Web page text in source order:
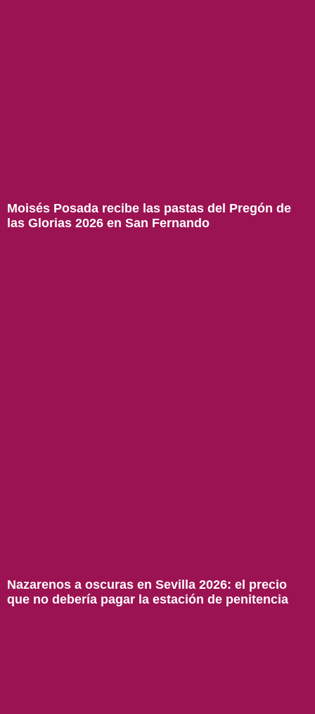
Moisés Posada recibe las pastas del Pregón de
las Glorias 2026 en San Fernando
Nazarenos a oscuras en Sevilla 2026: el precio
que no debería pagar la estación de penitencia